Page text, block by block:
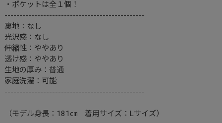
・ポケットは全１個！
-----------------------------------------------
裏地：なし
光沢感：なし
伸縮性：ややあり
透け感：ややあり
生地の厚み：普通
家庭洗濯：可能
-----------------------------------------------
（モデル身長：181㎝ 着用サイズ：Lサイズ）